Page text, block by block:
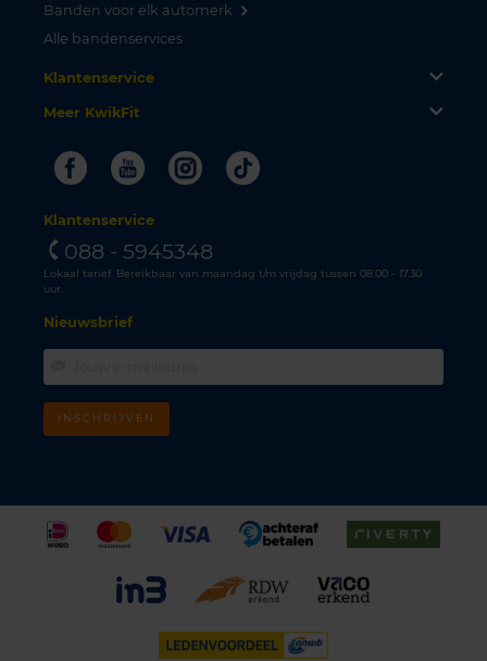
Banden voor elk automerk
Alle bandenservices
Klantenservice
Meer KwikFit
FacebookYoutubeInstagram
Tiktok
Klantenservice
088 - 5945348
Lokaal tarief. Bereikbaar van maandag t/m vrijdag tussen 08.00 - 17.30
uur.
Nieuwsbrief
INSCHRIJVEN